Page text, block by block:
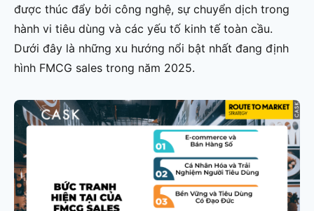
được thúc đẩy bởi công nghệ, sự chuyển dịch trong
hành vi tiêu dùng và các yếu tố kinh tế toàn cầu.
Dưới đây là những xu hướng nổi bật nhất đang định
hình FMCG sales trong năm 2025.